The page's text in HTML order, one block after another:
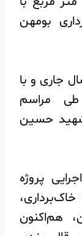
بومهن
جاری و با
طی مراسم
حسین
پروژه
هم‌اکنون